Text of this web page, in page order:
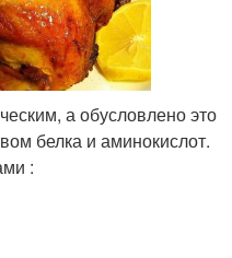
а обусловлено это
белка и аминокислот.
: